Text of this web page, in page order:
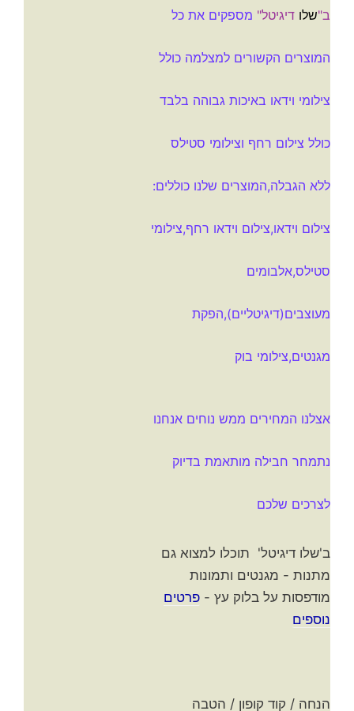
ב"שלו דיגיטל" מספקים את כל
המוצרים הקשורים למצלמה כולל
צילומי וידאו באיכות גבוהה בלבד
כולל צילום רחף וצילומי סטילס
ללא הגבלה,המוצרים שלנו כוללים:
צילום וידאו,צילום וידאו רחף,צילומי
סטילס,אלבומים
מעוצבים(דיגיטליים),הפקת
מגנטים,צילומי בוק
אצלנו המחירים ממש נוחים אנחנו
נתמחר חבילה מותאמת בדיוק
לצרכים שלכם
ב'שלו דיגיטל' תוכלו למצוא גם
מתנות - מגנטים ותמונות
מודפסות על בלוק עץ - פרטים
נוספים
הנחה / קוד קופון / הטבה